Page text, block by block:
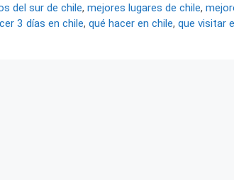
del sur de chile, mejores lugares de chile,
3 días en chile, qué hacer en chile, que visitar